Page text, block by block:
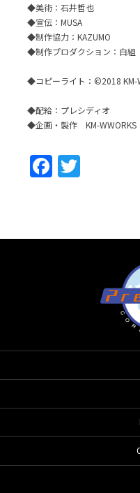
◆美術：石井哲也
◆宣伝：MUSA
◆制作協力：KAZUMO
◆制作プロダクション：白
◆コピーライト：©2018 KM-
◆配給：プレシディオ
◆企画・製作 KM-WWORKS
Facebook
Twitter